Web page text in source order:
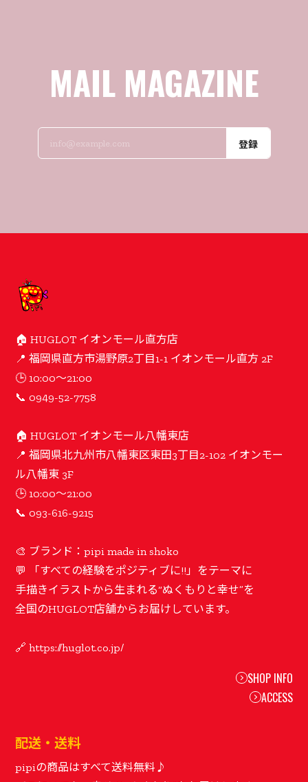
MAIL MAGAZINE
登録
🏠 HUGLOT イオンモール直方店
📍 福岡県直方市湯野原2丁目1-1 イオンモール直方 2F
🕒 10:00〜21:00
📞 0949-52-7758
🏠 HUGLOT イオンモール八幡東店
📍 福岡県北九州市八幡東区東田3丁目2-102 イオンモー
ル八幡東 3F
🕒 10:00〜21:00
📞 093-616-9215
🎨 ブランド：pipi made in shoko
💬 「すべての経験をポジティブに!!」をテーマに
手描きイラストから生まれる“ぬくもりと幸せ”を
全国のHUGLOT店舗からお届けしています。
SHOP INFO
ACCESS
配送・送料
pipiの商品はすべて送料無料♪